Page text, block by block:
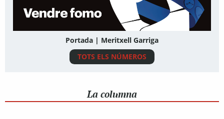
Portada | Meritxell Garriga
TOTS ELS NÚMEROS
La columna